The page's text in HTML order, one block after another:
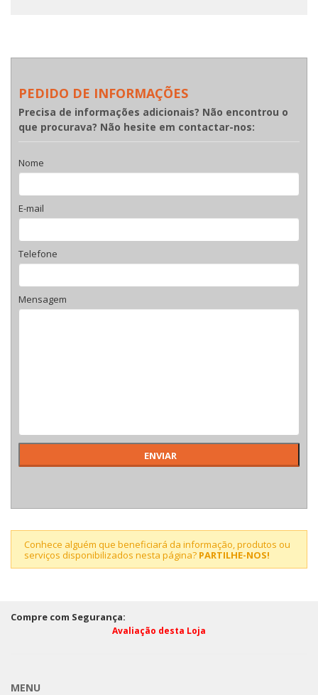
PEDIDO DE INFORMAÇÕES
Precisa de informações adicionais? Não encontrou o
que procurava? Não hesite em contactar-nos:
Nome
E-mail
Telefone
Mensagem
Conhece alguém que beneficiará da informação, produtos ou
serviços disponibilizados nesta página? PARTILHE-NOS!
Compre com Segurança:
Avaliação desta Loja
MENU